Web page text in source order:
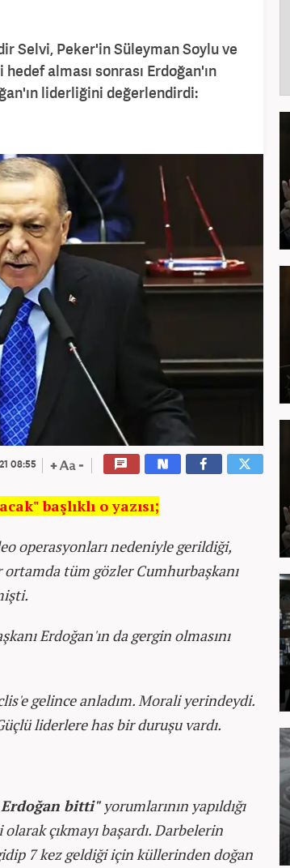
Selvi, Peker'in Süleyman Soylu ve
alması sonrası Erdoğan'ın
liderliğini değerlendirdi:
08:55
başlıklı o yazısı;
operasyonları nedeniyle gerildiği,
tüm gözler Cumhurbaşkanı
Erdoğan'ın da gergin olmasını
gelince anladım. Morali yerindeydi.
liderlere has bir duruşu vardı.
bitti" yorumlarının yapıldığı
çıkmayı başardı. Darbelerin
7 kez geldiği için küllerinden doğan